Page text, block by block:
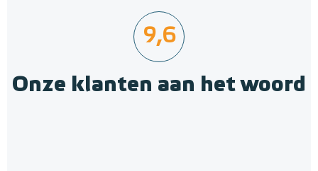
9,6
Onze klanten aan het woord